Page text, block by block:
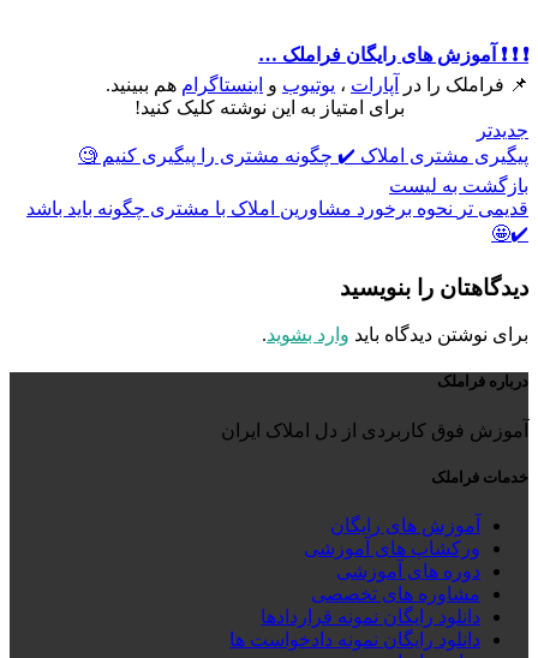
❗️ ❗️ ❗️ آموزش های رایگان فراملک …
📌 فراملک را در
آپارات ، یوتیوب و اینستاگرام هم ببینید.
برای امتیاز به این نوشته کلیک کنید!
جدیدتر
پیگیری مشتری املاک ✔️ چگونه مشتری را پیگیری کنیم 🧐
بازگشت به لیست
قدیمی تر نحوه برخورد مشاورین املاک با مشتری چگونه باید باشد
✔️🤩
دیدگاهتان را بنویسید
برای نوشتن دیدگاه باید وارد بشوید.
درباره فراملک
آموزش فوق کاربردی از دل املاک ایران
خدمات فراملک
آموزش های رایگان
ورکشاپ های آموزشی
دوره های آموزشی
مشاوره های تخصصی
دانلود رایگان نمونه قراردادها
دانلود رایگان نمونه دادخواست ها